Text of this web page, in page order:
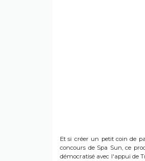
Et si créer un petit coin de
concours de Spa Sun, ce
démocratisé avec l'appui de